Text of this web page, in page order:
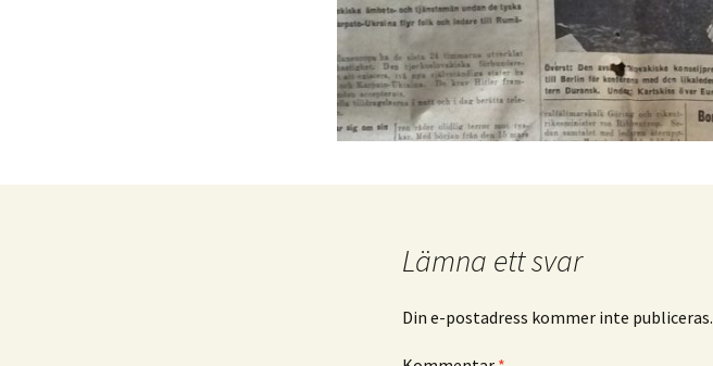
Lämna ett svar
Din e-postadress kommer inte publiceras.